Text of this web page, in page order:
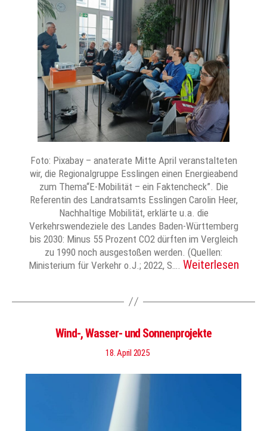
Foto: Pixabay – anaterate Mitte April veranstalteten
wir, die Regionalgruppe Esslingen einen Energieabend
zum Thema“E-Mobilität – ein Faktencheck”. Die
Referentin des Landratsamts Esslingen Carolin Heer,
Nachhaltige Mobilität, erklärte u.a. die
Verkehrswendeziele des Landes Baden-Württemberg
bis 2030: Minus 55 Prozent CO2 dürften im Vergleich
zu 1990 noch ausgestoßen werden. (Quellen:
Ministerium für Verkehr o.J.; 2022, S…. Weiterlesen
Wind-, Wasser- und Sonnenprojekte
18. April 2025